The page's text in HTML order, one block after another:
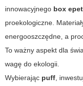
innowacyjnego box epet
proekologiczne.
energooszczędne, a
To ważny aspekt dla
wagę do ekologii.
Wybierając puff,